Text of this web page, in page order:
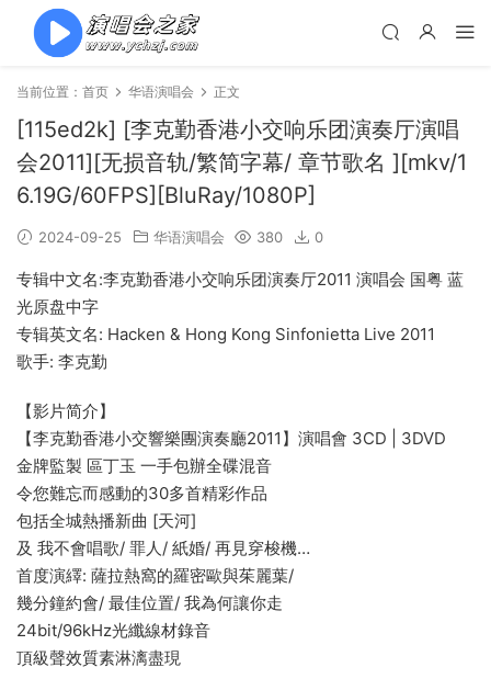
当前位置： 首页 华语演唱会 正文
[115ed2k] [李克勤香港小交响乐团演奏厅演唱
会2011][无损音轨/繁简字幕/ 章节歌名 ][mkv/1
6.19G/60FPS][BluRay/1080P]
2024-09-25 华语演唱会 380 0
专辑中文名:李克勤香港小交响乐团演奏厅2011 演唱会 国粤 蓝
光原盘中字
专辑英文名: Hacken & Hong Kong Sinfonietta Live 2011
歌手: 李克勤
【影片简介】
【李克勤香港小交響樂團演奏廳2011】演唱會 3CD | 3DVD
金牌監製 區丁玉 一手包辦全碟混音
令您難忘而感動的30多首精彩作品
包括全城熱播新曲 [天河]
及 我不會唱歌/ 罪人/ 紙婚/ 再見穿梭機…
首度演繹: 薩拉熱窩的羅密歐與茱麗葉/
幾分鐘約會/ 最佳位置/ 我為何讓你走
24bit/96kHz光纖線材錄音
頂級聲效質素淋漓盡現